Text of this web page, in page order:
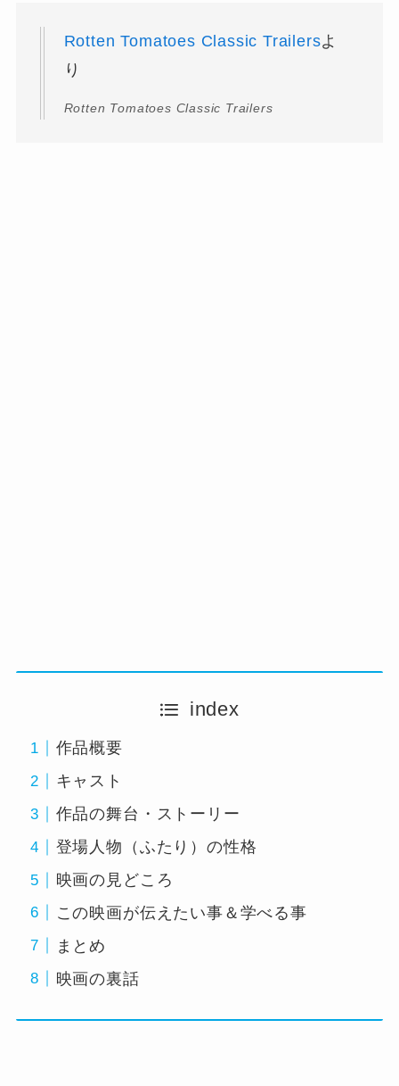
Rotten Tomatoes Classic Trailersよ
り
Rotten Tomatoes Classic Trailers
index
作品概要
キャスト
作品の舞台・ストーリー
登場人物（ふたり）の性格
映画の見どころ
この映画が伝えたい事＆学べる事
まとめ
映画の裏話